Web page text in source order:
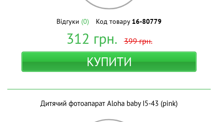
Відгуки (0) Код товару 16-80779
312 грн. 399грн.
КУПИТИ
Дитячий фотоапарат Aloha baby I5-43 (pink)